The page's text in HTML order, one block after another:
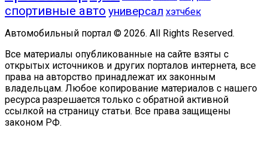
спортивные авто универсал хэтчбек
Автомобильный портал © 2026. All Rights Reserved.
Все материалы опубликованные на сайте взяты с
открытых источников и других порталов интернета, все
права на авторство принадлежат их законным
владельцам. Любое копирование материалов с нашего
ресурса разрешается только с обратной активной
ссылкой на страницу статьи. Все права защищены
законом РФ.